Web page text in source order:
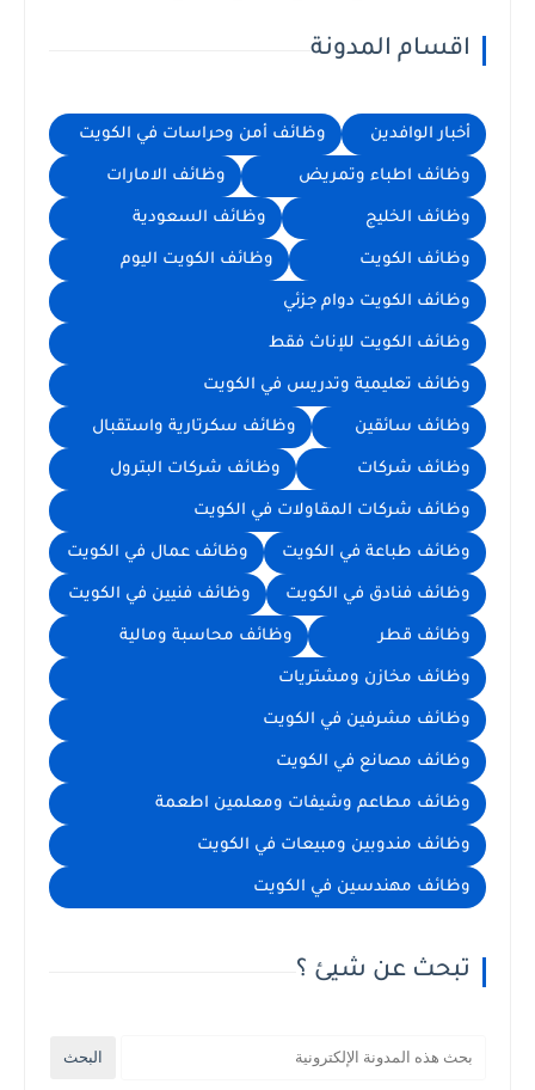
اقسام المدونة
أخبار الوافدين وظائف أمن وحراسات في الكويت
وظائف اطباء وتمريض وظائف الامارات
وظائف الخليج وظائف السعودية
وظائف الكويت وظائف الكويت اليوم
وظائف الكويت دوام جزئي
وظائف الكويت للإناث فقط
وظائف تعليمية وتدريس في الكويت
وظائف سائقين وظائف سكرتارية واستقبال
وظائف شركات وظائف شركات البترول
وظائف شركات المقاولات في الكويت
وظائف طباعة في الكويت وظائف عمال في الكويت
وظائف فنادق في الكويت وظائف فنيين في الكويت
وظائف قطر وظائف محاسبة ومالية
وظائف مخازن ومشتريات
وظائف مشرفين في الكويت
وظائف مصانع في الكويت
وظائف مطاعم وشيفات ومعلمين اطعمة
وظائف مندوبين ومبيعات في الكويت
وظائف مهندسين في الكويت
تبحث عن شيئ ؟